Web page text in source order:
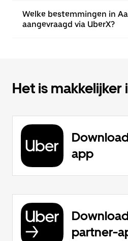
Welke bestemmingen in
aangevraagd via UberX?
Het is makkelijker
app
partner-